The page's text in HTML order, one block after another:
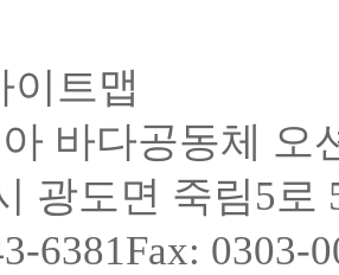
이트맵
바다공동체 오
광도면 죽림5로
6381Fax: 0303-